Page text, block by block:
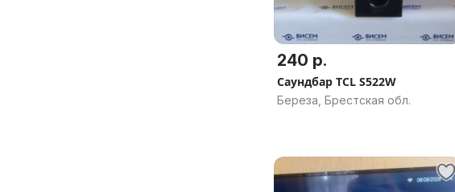
240 р.
Саундбар TCL S522W
Береза, Брестская обл.